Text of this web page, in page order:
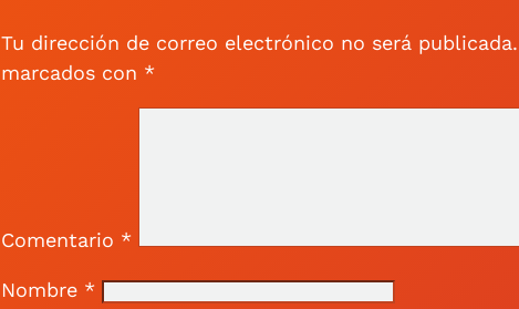
Tu dirección de correo electrónico no será publicada.
marcados con *
Comentario *
Nombre *